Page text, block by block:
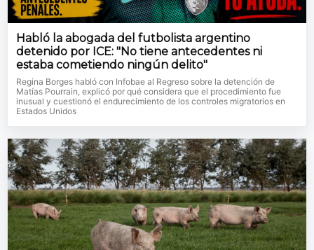
Habló la abogada del futbolista argentino
detenido por ICE: "No tiene antecedentes ni
estaba cometiendo ningún delito"
Regina Borges habló con Infobae al Regreso sobre la detención de
Matías Pourrain, explicó por qué considera que el procedimiento fue
inusual y cuestionó el endurecimiento de los controles migratorios en
Estados Unidos